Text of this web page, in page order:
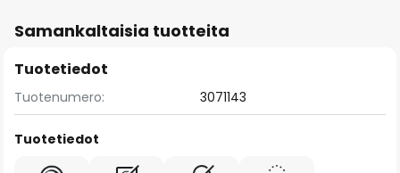
Samankaltaisia tuotteita
Tuotetiedot
Tuotenumero: 3071143
Tuotetiedot